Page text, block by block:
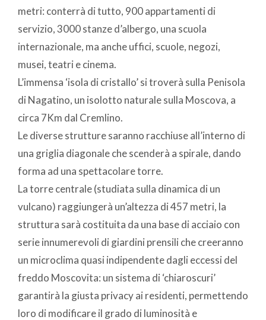
metri: conterrà di tutto, 900 appartamenti di
servizio, 3000 stanze d’albergo, una scuola
internazionale, ma anche uffici, scuole, negozi,
musei, teatri e cinema.
L’immensa ‘isola di cristallo’ si troverà sulla Penisola
di Nagatino, un isolotto naturale sulla Moscova, a
circa 7Km dal Cremlino.
Le diverse strutture saranno racchiuse all’interno di
una griglia diagonale che scenderà a spirale, dando
forma ad una spettacolare torre.
La torre centrale (studiata sulla dinamica di un
vulcano) raggiungerà un’altezza di 457 metri, la
struttura sarà costituita da una base di acciaio con
serie innumerevoli di giardini prensili che creeranno
un microclima quasi indipendente dagli eccessi del
freddo Moscovita: un sistema di ‘chiaroscuri’
garantirà la giusta privacy ai residenti, permettendo
loro di modificare il grado di luminosità e